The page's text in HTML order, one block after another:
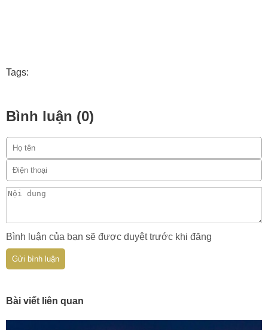
Tags:
Bình luận (0)
Bình luận của bạn sẽ được duyệt trước khi đăng
Gửi bình luận
Bài viết liên quan